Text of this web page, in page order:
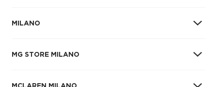
infoauto@fassina.it
MILANO
MG STORE MILANO